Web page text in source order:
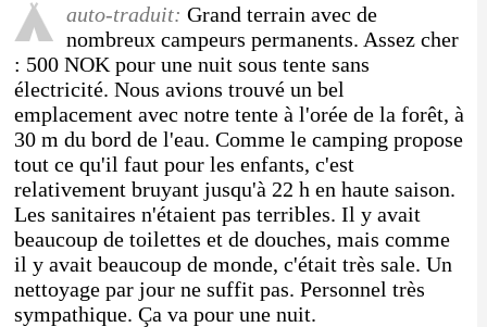
auto-traduit: Grand terrain avec de
nombreux campeurs permanents. Assez cher
: 500 NOK pour une nuit sous tente sans
électricité. Nous avions trouvé un bel
emplacement avec notre tente à l'orée de la forêt, à
30 m du bord de l'eau. Comme le camping propose
tout ce qu'il faut pour les enfants, c'est
relativement bruyant jusqu'à 22 h en haute saison.
Les sanitaires n'étaient pas terribles. Il y avait
beaucoup de toilettes et de douches, mais comme
il y avait beaucoup de monde, c'était très sale. Un
nettoyage par jour ne suffit pas. Personnel très
sympathique. Ça va pour une nuit.